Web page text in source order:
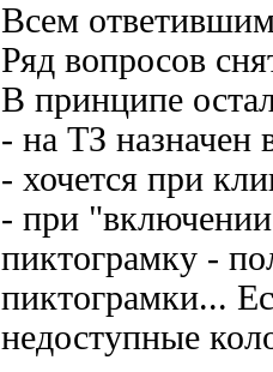
Всем
Ряд вопросов
В принципе
- на ТЗ назначен
- хочется при
- при
пиктограмку -
пиктограмки...
недоступные